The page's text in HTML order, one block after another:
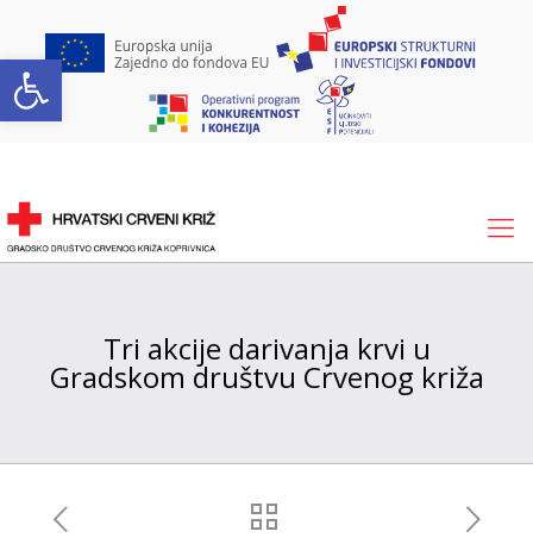
Open toolbar
Tri akcije darivanja krvi u
Gradskom društvu Crvenog križa